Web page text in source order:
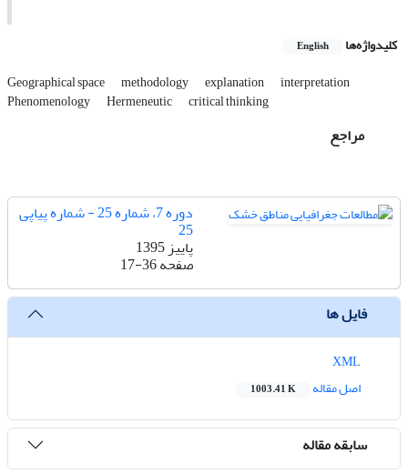
کلیدواژه‌ها English
Geographical space methodology explanation interpretation
Phenomenology Hermeneutic critical thinking
مراجع
دوره 7، شماره 25 - شماره پیاپی
25
پاییز 1395
صفحه17-36
فایل ها
اصل مقاله
1003.41 K
سابقه مقاله